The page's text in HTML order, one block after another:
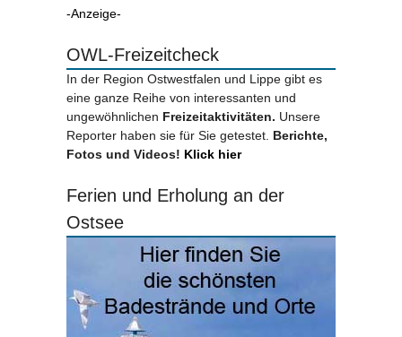
-Anzeige-
OWL-Freizeitcheck
In der Region Ostwestfalen und Lippe gibt es
eine ganze Reihe von interessanten und
ungewöhnlichen Freizeitaktivitäten. Unsere
Reporter haben sie für Sie getestet. Berichte,
Fotos und Videos! Klick hier
Ferien und Erholung an der
Ostsee